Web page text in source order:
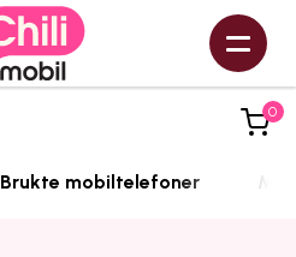
0
Brukte mobiltelefoner